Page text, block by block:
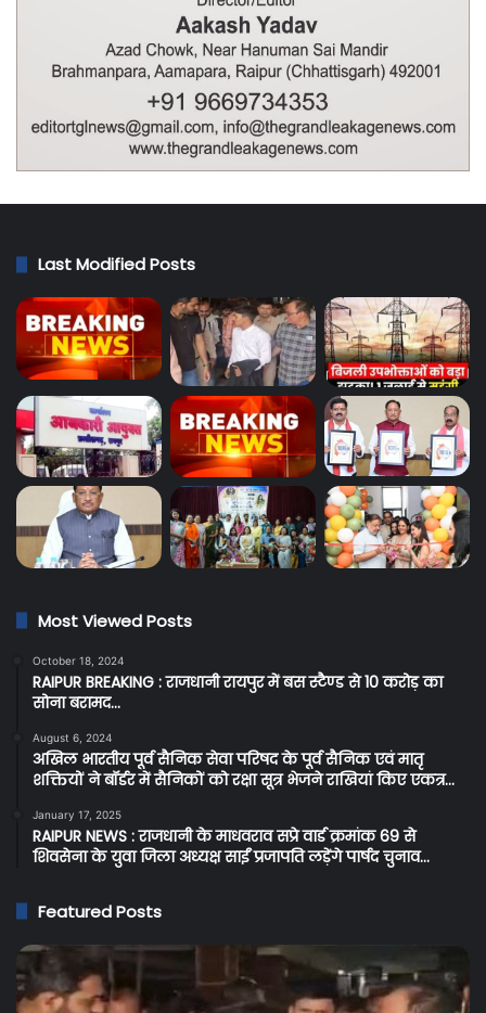
Last Modified Posts
Most Viewed Posts
October 18, 2024
RAIPUR BREAKING : राजधानी रायपुर में बस स्टैण्ड से 10 करोड़ का
सोना बरामद…
August 6, 2024
अखिल भारतीय पूर्व सैनिक सेवा परिषद के पूर्व सैनिक एवं मातृ
शक्तियों ने बॉर्डर में सैनिकों को रक्षा सूत्र भेजने राखियां किए एकत्र…
January 17, 2025
RAIPUR NEWS : राजधानी के माधवराव सप्रे वार्ड क्रमांक 69 से
शिवसेना के युवा जिला अध्यक्ष साईं प्रजापति लड़ेंगे पार्षद चुनाव…
Featured Posts
Raipur
Breaking:
रायपुर